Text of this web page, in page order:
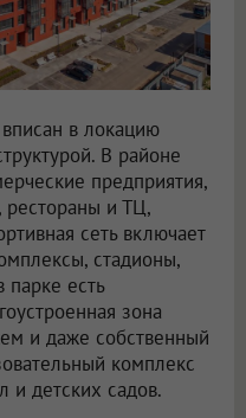
в локацию
В районе
предприятия,
рестораны и ТЦ,
сеть включает
стадионы,
есть
зона
и даже собственный
комплекс
детских садов.